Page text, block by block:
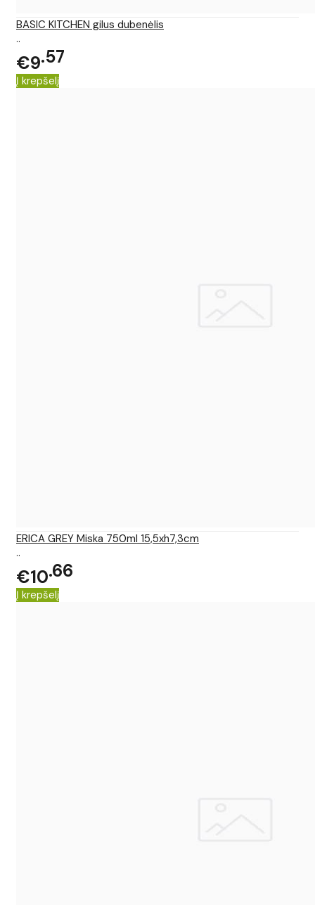
BASIC KITCHEN gilus dubenėlis
..
€9 57
Į krepšelį
ERICA GREY Miska 750ml 15,5xh7,3cm
..
€10 66
Į krepšelį